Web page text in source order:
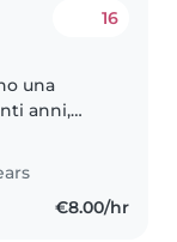
16
una
anni,
dei
2 corsi
€8.00/hr